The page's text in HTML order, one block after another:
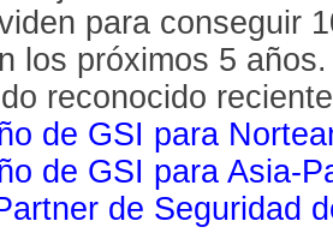
para conseguir
los próximos 5
reconocido
de GSI para
de GSI para Asia-
de Seguridad